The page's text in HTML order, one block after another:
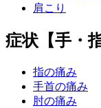
肩こり
症状【手・指
指の痛み
手首の痛み
肘の痛み